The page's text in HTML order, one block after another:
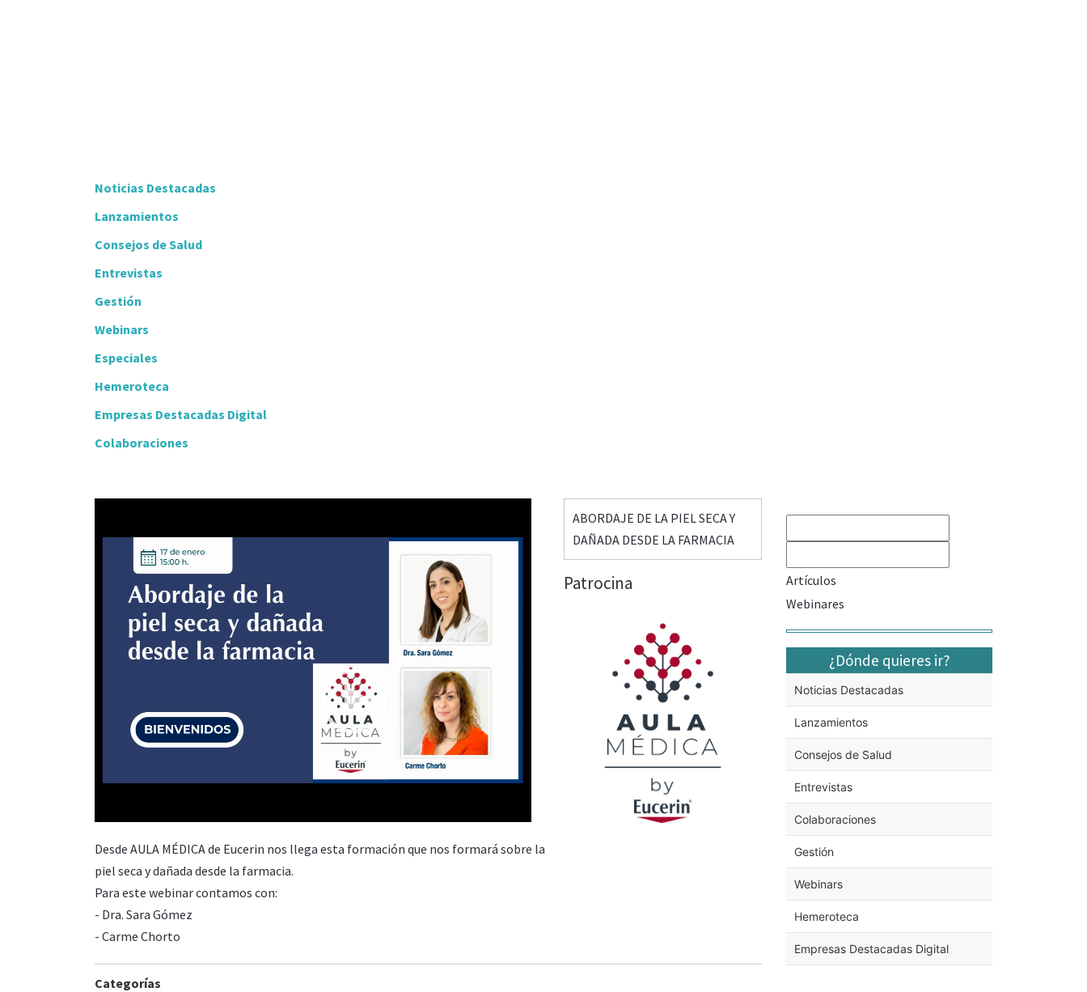
Noticias Destacadas
Lanzamientos
Consejos de Salud
Entrevistas
Gestión
Webinars
Especiales
Hemeroteca
Empresas Destacadas Digital
Colaboraciones
ABORDAJE DE LA PIEL SECA Y
DAÑADA DESDE LA FARMACIA
Patrocina
Desde AULA MÉDICA de Eucerin nos llega esta formación que nos formará sobre la
piel seca y dañada desde la farmacia.
Para este webinar contamos con:
- Dra. Sara Gómez
- Carme Chorto
Categorías
Artículos
Webinares
¿Dónde quieres ir?
Noticias Destacadas
Lanzamientos
Consejos de Salud
Entrevistas
Colaboraciones
Gestión
Webinars
Hemeroteca
Empresas Destacadas Digital